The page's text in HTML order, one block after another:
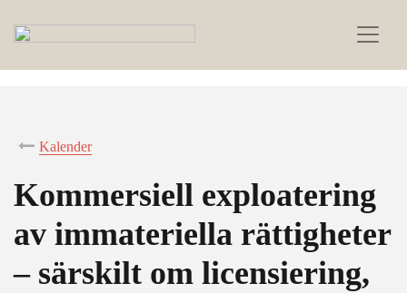
Kalender
Kommersiell exploatering
av immateriella rättigheter
– särskilt om licensiering,